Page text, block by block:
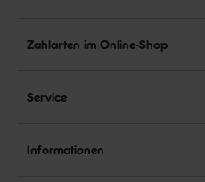
Zahlarten im Online-Shop
Service
Informationen